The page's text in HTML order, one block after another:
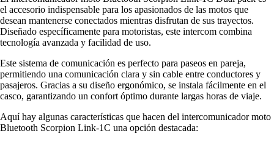
el accesorio indispensable para los apasionados de las motos que
desean mantenerse conectados mientras disfrutan de sus trayectos.
Diseñado específicamente para motoristas, este intercom combina
tecnología avanzada y facilidad de uso.
Este sistema de comunicación es perfecto para paseos en pareja,
permitiendo una comunicación clara y sin cable entre conductores y
pasajeros. Gracias a su diseño ergonómico, se instala fácilmente en el
casco, garantizando un confort óptimo durante largas horas de viaje.
Aquí hay algunas características que hacen del intercomunicador moto
Bluetooth Scorpion Link-1C una opción destacada: